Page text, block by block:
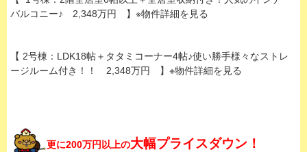
バルコニー♪ 2,348万円 】※物件詳細を見る
【 2号棟：LDK18帖＋タタミコーナー4帖♪使い勝手様々なストレ
ージルーム付き！！ 2,348万円 】※物件詳細を見る
更に200万円以上の大幅プライスダウン！